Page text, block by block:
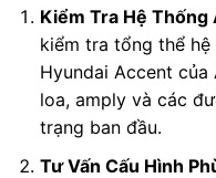
Kiểm Tra Hệ Thống
kiểm tra tổng thể
Hyundai Accent của
loa, amply và các
trạng ban đầu.
Tư Vấn Cấu Hình